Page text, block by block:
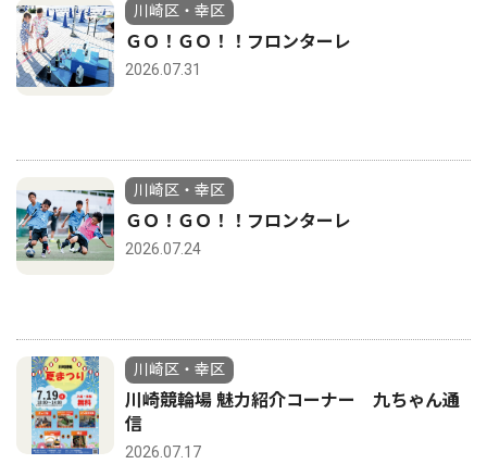
川崎区・幸区
ＧＯ！ＧＯ！！フロンターレ
2026.07.31
川崎区・幸区
ＧＯ！ＧＯ！！フロンターレ
2026.07.24
川崎区・幸区
川崎競輪場 魅力紹介コーナー 九ちゃん通
信
2026.07.17